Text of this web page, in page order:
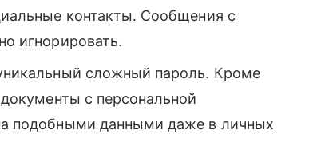
контакты. Сообщения с
игнорировать.
сложный пароль. Кроме
с персональной
подобными данными даже в личных